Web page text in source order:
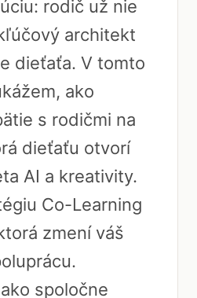
rodič už nie
architekt
dieťaťa. V tomto
ako
s rodičmi na
dieťaťu otvorí
AI a kreativity.
Co-Learning
zmení váš
spoločne